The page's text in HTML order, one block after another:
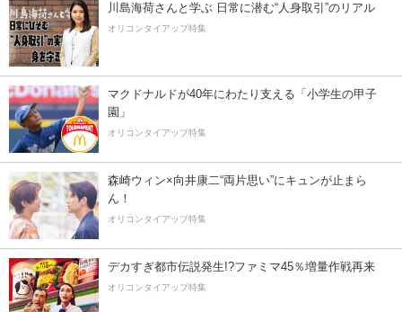
川島海荷さんと学ぶ 日常に潜む“人身取引”のリアル
オリコンタイアップ特集
マクドナルドが40年にわたり支える「小学生の甲子
園」
オリコンタイアップ特集
森崎ウィン×向井康二“両片思い”にキュンが止まら
ん！
オリコンタイアップ特集
デカすぎ都市伝説発生!?ファミマ45％増量作戦再来
オリコンタイアップ特集